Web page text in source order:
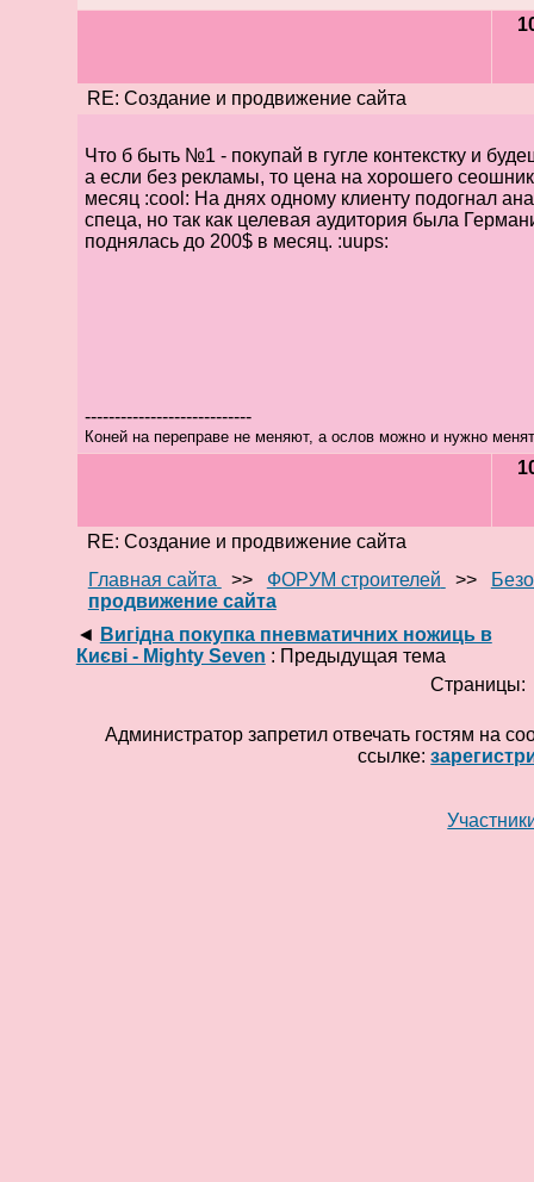
RE: Создание и продвижение сайта
Что б быть №1 - покупай в гугле контекстку и
а если без рекламы, то цена на хорошего
месяц :cool: На днях одному клиенту подогнал
спеца, но так как целевая аудитория была
поднялась до 200$ в месяц. :uups:
----------------------------
Коней на переправе не меняют, а ослов можно и нужно
RE: Создание и продвижение сайта
Главная сайта
>> ФОРУМ строителей >>
продвижение сайта
◄ Вигідна покупка пневматичних ножиць в
Києві - Mighty Seven : Предыдущая тема
Страницы:
Администратор запретил отвечать гостям на
ссылке: